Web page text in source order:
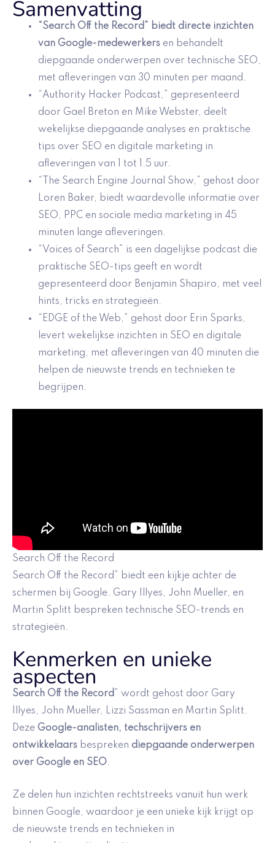
Samenvatting
“Search Off the Record” biedt directe inzichten
van Google-medewerkers en behandelt
diepgaande onderwerpen over technische SEO,
met afleveringen van 30 minuten per maand.
“Authority Hacker Podcast,” gepresenteerd
door Gael Breton en Mike Webster, deelt
wekelijkse diepgaande analyses en praktische
tips over SEO en digitale marketing in
afleveringen van 1 tot 1.5 uur.
“The Search Engine Journal Show,” gehost door
Loren Baker, biedt waardevolle informatie over
SEO, PPC en sociale media marketing in 45
minuten lange afleveringen.
“Voices of Search” is een dagelijkse podcast die
praktische SEO-tips geeft en wordt
gepresenteerd door Benjamin Shapiro, met veel
hints, tricks en strategieën.
“EDGE of the Web,” gehost door Erin Sparks,
levert wekelijkse inzichten in SEO en digitale
marketing, met afleveringen van 40 minuten die
helpen de nieuwste trends en technieken te
begrijpen.
Search Off the Record
Search Off the Record” biedt een kijkje achter de
schermen bij Google. Gary Illyes, John Mueller, en
Martin Splitt bespreken technische SEO-trends en
strategieën.
Kenmerken en unieke
aspecten
Search Off the Record
” wordt gehost door Gary
Illyes, John Mueller, Lizzi Sassman en Martin Splitt.
Deze Google-analisten, techschrijvers en
ontwikkelaars bespreken diepgaande onderwerpen
over Google en SEO.
Ze delen hun inzichten rechtstreeks vanuit hun werk
binnen Google, waardoor je een unieke kijk krijgt op
de nieuwste trends en technieken in